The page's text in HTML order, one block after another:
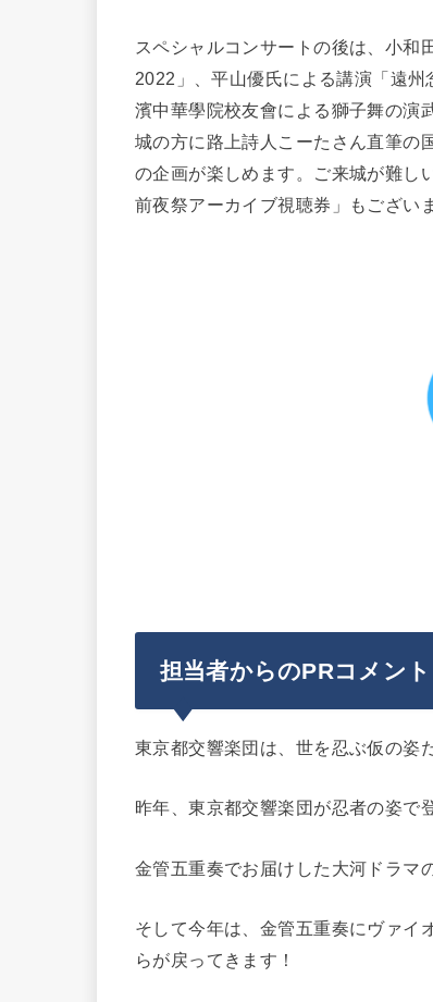
スペシャルコンサートの後は、小和
2022」、平山優氏による講演「遠
濱中華學院校友會による獅子舞の演
城の方に路上詩人こーたさん直筆の
の企画が楽しめます。ご来城が難し
前夜祭アーカイブ視聴券」もござい
担当者からのPRコメント
東京都交響楽団は、世を忍ぶ仮の姿
昨年、東京都交響楽団が忍者の姿で
金管五重奏でお届けした大河ドラマ
そして今年は、金管五重奏にヴァイ
らが戻ってきます！